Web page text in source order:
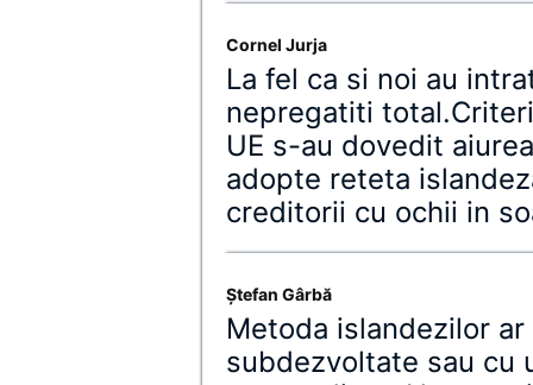
Cornel Jurja
La fel ca si noi au
nepregatiti
UE s-au dovedit
adopte reteta
creditorii cu ochii in
Ştefan Gârbă
Metoda islandezilor
subdezvoltate sau cu